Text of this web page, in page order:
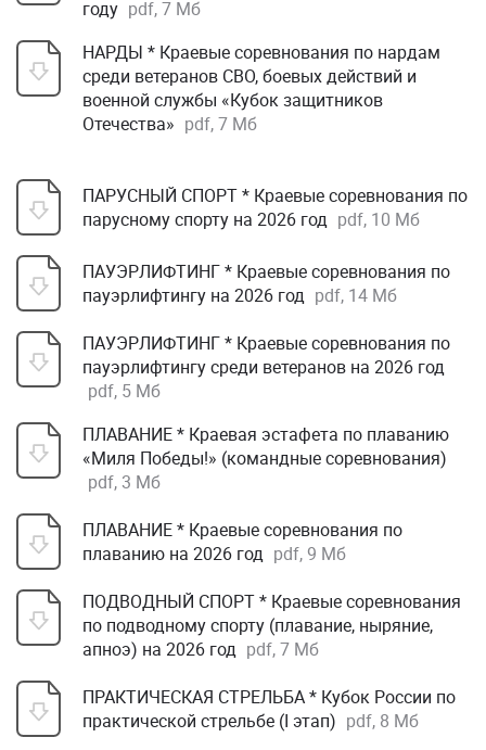
году pdf, 7 Мб
НАРДЫ * Краевые соревнования по нардам
среди ветеранов СВО, боевых действий и
военной службы «Кубок защитников
Отечества» pdf, 7 Мб
ПАРУСНЫЙ СПОРТ * Краевые соревнования по
парусному спорту на 2026 год pdf, 10 Мб
ПАУЭРЛИФТИНГ * Краевые соревнования по
пауэрлифтингу на 2026 год pdf, 14 Мб
ПАУЭРЛИФТИНГ * Краевые соревнования по
пауэрлифтингу среди ветеранов на 2026 год
pdf, 5 Мб
ПЛАВАНИЕ * Краевая эстафета по плаванию
«Миля Победы!» (командные соревнования)
pdf, 3 Мб
ПЛАВАНИЕ * Краевые соревнования по
плаванию на 2026 год pdf, 9 Мб
ПОДВОДНЫЙ СПОРТ * Краевые соревнования
по подводному спорту (плавание, ныряние,
апноэ) на 2026 год pdf, 7 Мб
ПРАКТИЧЕСКАЯ СТРЕЛЬБА * Кубок России по
практической стрельбе (I этап) pdf, 8 Мб